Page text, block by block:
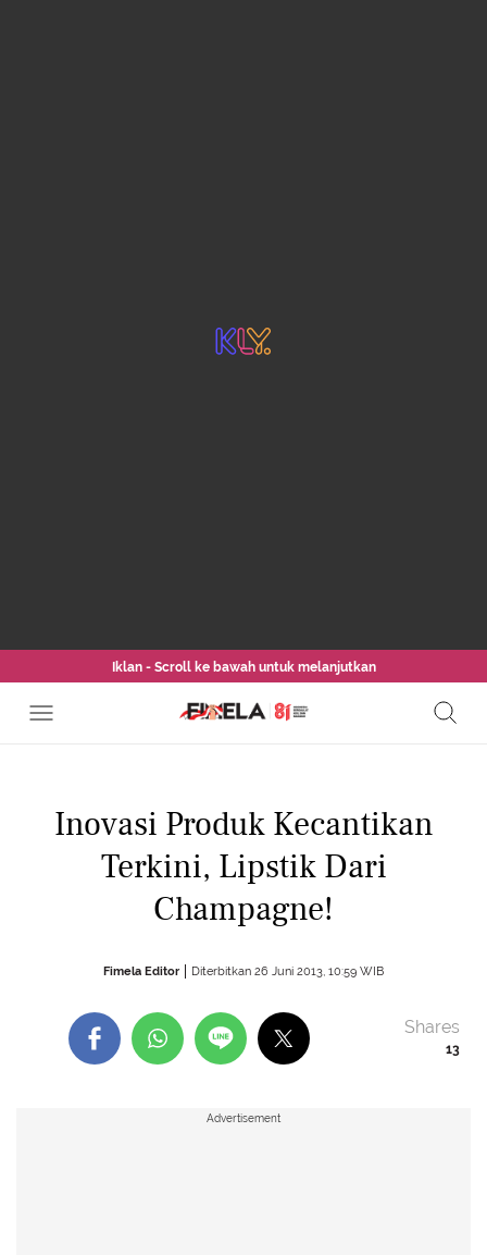
Iklan - Scroll ke bawah untuk melanjutkan
Inovasi Produk Kecantikan
Terkini, Lipstik Dari
Champagne!
Fimela Editor Diterbitkan 26 Juni 2013, 10:59 WIB
13
Shares
Advertisement